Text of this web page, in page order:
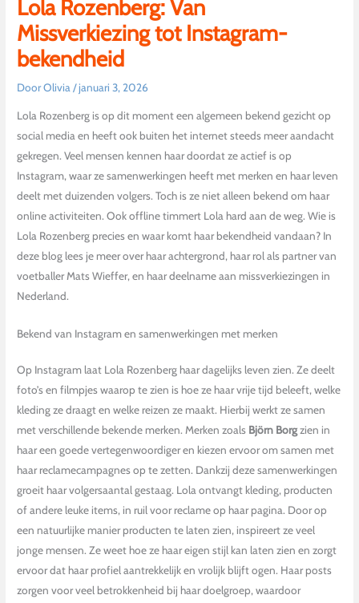
Lola Rozenberg: Van
Missverkiezing tot Instagram-
bekendheid
DoorOlivia/januari 3, 2026
Lola Rozenberg is op dit moment een algemeen bekend gezicht op
social media en heeft ook buiten het internet steeds meer aandacht
gekregen. Veel mensen kennen haar doordat ze actief is op
Instagram, waar ze samenwerkingen heeft met merken en haar leven
deelt met duizenden volgers. Toch is ze niet alleen bekend om haar
online activiteiten. Ook offline timmert Lola hard aan de weg. Wie is
Lola Rozenberg precies en waar komt haar bekendheid vandaan? In
deze blog lees je meer over haar achtergrond, haar rol als partner van
voetballer Mats Wieffer, en haar deelname aan missverkiezingen in
Nederland.
Bekend van Instagram en samenwerkingen met merken
Op Instagram laat Lola Rozenberg haar dagelijks leven zien. Ze deelt
foto’s en filmpjes waarop te zien is hoe ze haar vrije tijd beleeft, welke
kleding ze draagt en welke reizen ze maakt. Hierbij werkt ze samen
met verschillende bekende merken. Merken zoals Björn Borgzien in
haar een goede vertegenwoordiger en kiezen ervoor om samen met
haar reclamecampagnes op te zetten. Dankzij deze samenwerkingen
groeit haar volgersaantal gestaag. Lola ontvangt kleding, producten
of andere leuke items, in ruil voor reclame op haar pagina. Door op
een natuurlijke manier producten te laten zien, inspireert ze veel
jonge mensen. Ze weet hoe ze haar eigen stijl kan laten zien en zorgt
ervoor dat haar profiel aantrekkelijk en vrolijk blijft ogen. Haar posts
zorgen voor veel betrokkenheid bij haar doelgroep, waardoor